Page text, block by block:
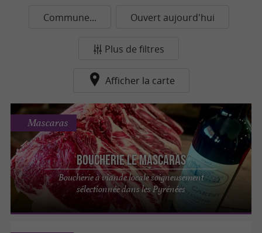
Commune... Ouvert aujourd'hui
Plus de filtres
Afficher la carte
Boucherie le Mascaras
Boucherie à viande locale soigneusement
sélectionnée dans les Pyrénées
Mascaras